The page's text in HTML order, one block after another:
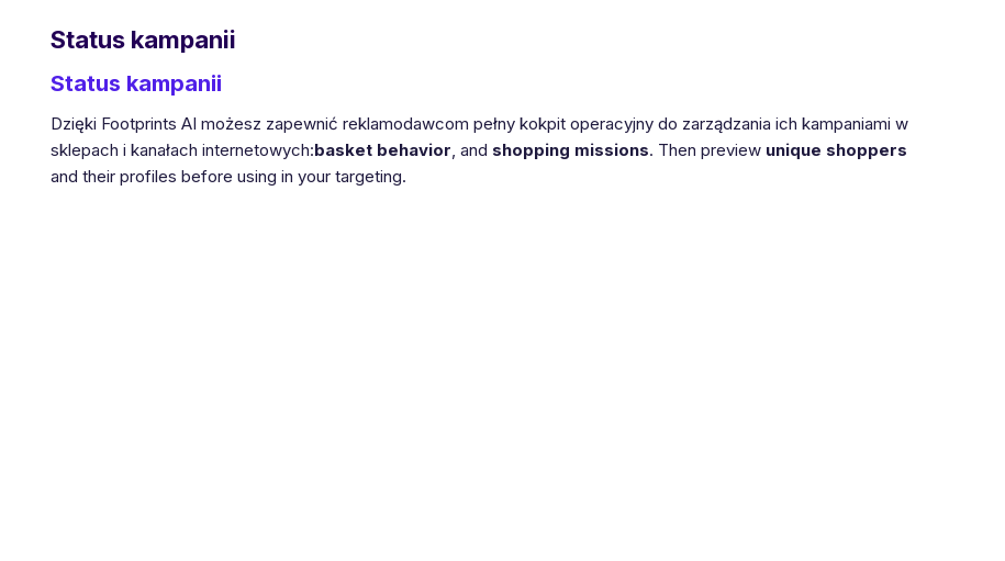
Status kampanii
Status kampanii
Dzięki Footprints AI możesz zapewnić reklamodawcom pełny kokpit operacyjny do zarządzania ich kampaniami w
sklepach i kanałach internetowych:basket behavior, and shopping missions. Then preview unique shoppers
and their profiles before using in your targeting.